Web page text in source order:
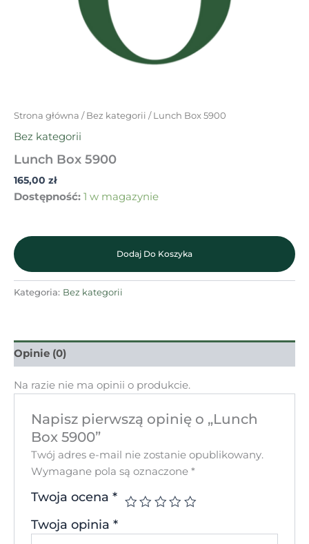
Strona główna /Bez kategorii / Lunch Box 5900
Bez kategorii
Lunch Box 5900
165,00 zł
Dostępność: 1 w magazynie
Dodaj Do Koszyka
Kategoria: Bez kategorii
Opinie (0)
Na razie nie ma opinii o produkcie.
Napisz pierwszą opinię o „Lunch
Box 5900”
Twój adres e-mail nie zostanie opublikowany.
Wymagane pola są oznaczone*
Twoja ocena*
Twoja opinia*